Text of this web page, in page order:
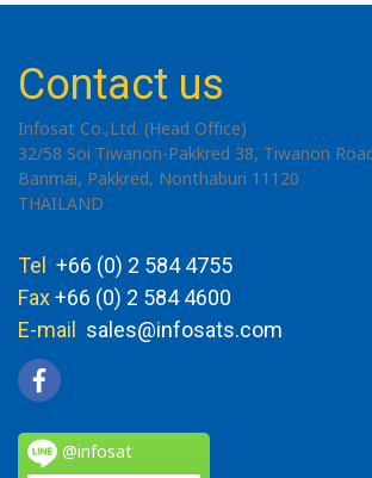
Contact us
Infosat Co.,Ltd. (Head Office)
32/58 Soi Tiwanon-Pakkred 38, Tiwanon
Banmai, Pakkred, Nonthaburi 11120
THAILAND
Tel +66 (0) 2 584 4755
Fax+66 (0) 2 584 4600
E-mail sales@infosats.com
@infosat